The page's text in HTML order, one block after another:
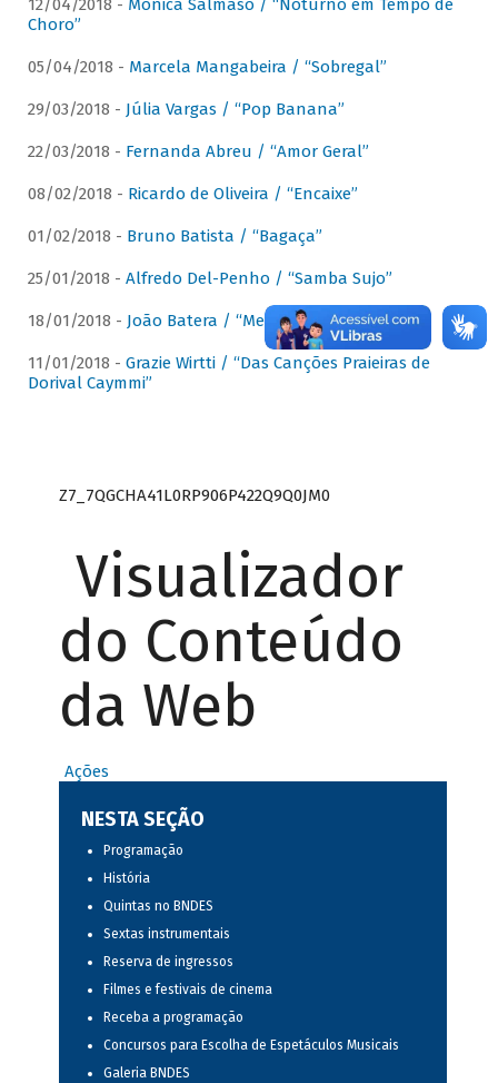
12/04/2018 - Mônica Salmaso / “Noturno em Tempo de
Choro”
05/04/2018 - Marcela Mangabeira / “Sobregal”
29/03/2018 - Júlia Vargas / “Pop Banana”
22/03/2018 - Fernanda Abreu / “Amor Geral”
08/02/2018 - Ricardo de Oliveira / “Encaixe”
01/02/2018 - Bruno Batista / “Bagaça”
25/01/2018 - Alfredo Del-Penho / “Samba Sujo”
18/01/2018 - João Batera / “Meu Pandeiro”
11/01/2018 - Grazie Wirtti / “Das Canções Praieiras de
Dorival Caymmi”
Z7_7QGCHA41L0RP906P422Q9Q0JM0
Visualizador
do Conteúdo
da Web
Ações
NESTA SEÇÃO
Programação
História
Quintas no BNDES
Sextas instrumentais
Reserva de ingressos
Filmes e festivais de cinema
Receba a programação
Concursos para Escolha de Espetáculos Musicais
Galeria BNDES